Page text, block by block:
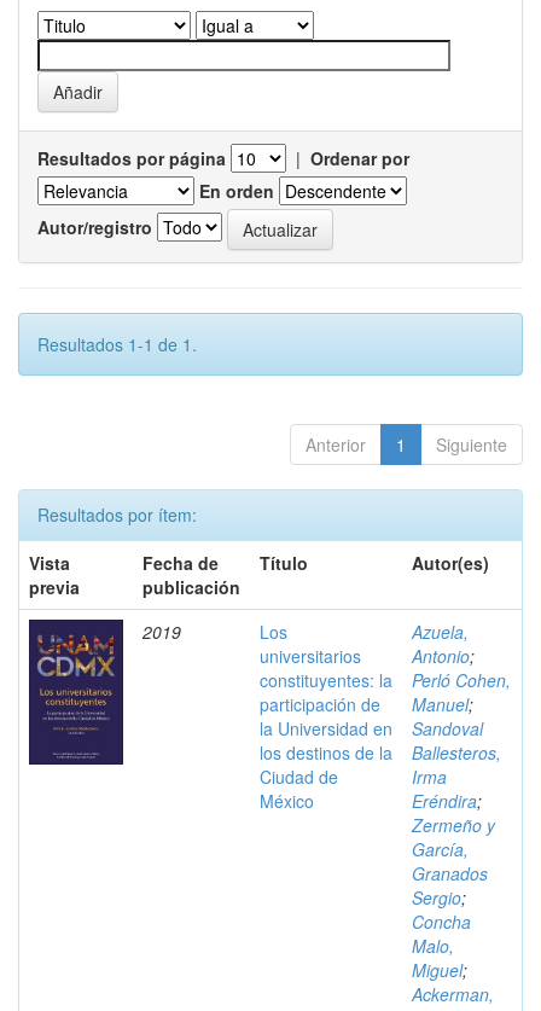
Resultados por página | Ordenar por
En orden
Autor/registro
Resultados 1-1 de 1.
Anterior 1 Siguiente
Resultados por ítem:
Vista
previa
Fecha de
publicación
Título Autor(es)
2019
Los
universitarios
constituyentes: la
participación de
la Universidad en
los destinos de la
Ciudad de
México
Azuela,
Antonio;
Perló Cohen,
Manuel;
Sandoval
Ballesteros,
Irma
Eréndira;
Zermeño y
García,
Granados
Sergio;
Concha
Malo,
Miguel;
Ackerman,